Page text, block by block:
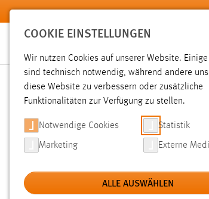
Zum Hauptinhalt springen
SUCHE
Aktive Filter: ALTER: ÜBER EIN JAHR
COOKIE EINSTELLUNGEN
Wir nutzen Cookies auf unserer Website.
sind technisch notwendig, während andere
diese Website zu verbessern oder zusätzliche
Funktionalitäten zur Verfügung zu stellen.
Notwendige Cookies Statistik
Marketing Externe
ALLE AUSWÄHLEN